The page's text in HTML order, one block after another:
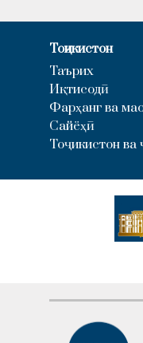
Тоҷикистон
Таърих
Иқтисодӣ
Фарҳанг ва
Сайёҳӣ
Тоҷикистон ва